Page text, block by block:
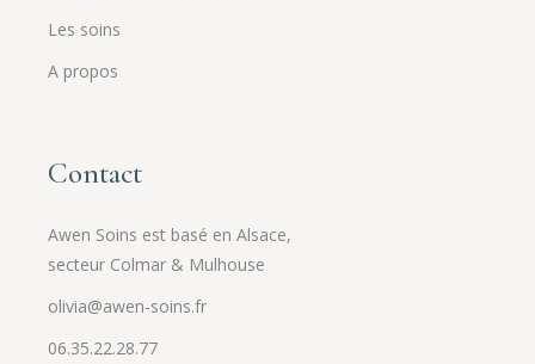
Les soins
A propos
Contact
Awen Soins est basé en Alsace,
secteur Colmar & Mulhouse
olivia@awen-soins.fr
06.35.22.28.77